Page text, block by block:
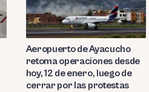
Aeropuerto de Ayacucho
retoma operaciones desde
hoy, 12 de enero, luego de
cerrar por las protestas